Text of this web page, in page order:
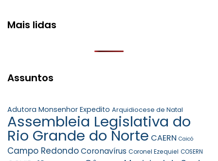
Mais lidas
Assuntos
Adutora Monsenhor Expedito Arquidiocese de Natal
Assembleia Legislativa do
Rio Grande do Norte CAERN Caicó
Campo RedondoCoronavírus Coronel Ezequiel COSERN